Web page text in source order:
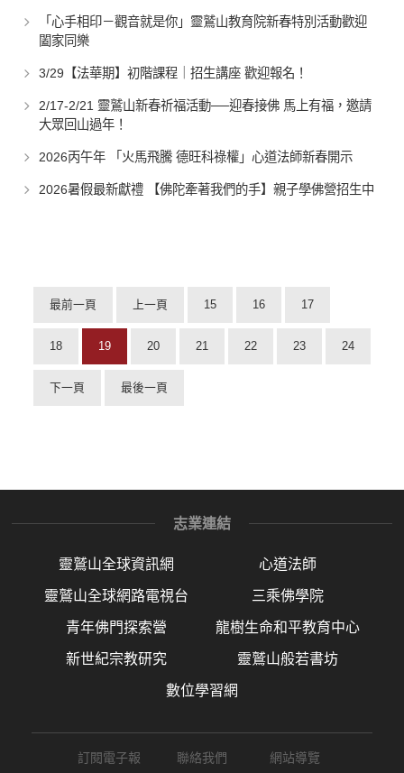
「心手相印－觀音就是你」靈鷲山教育院新春特別活動歡迎
闔家同樂
3/29【法華期】初階課程｜招生講座 歡迎報名！
2/17-2/21 靈鷲山新春祈福活動──迎春接佛 馬上有福，邀請
大眾回山過年！
2026丙午年 「火馬飛騰 德旺科祿權」心道法師新春開示
2026暑假最新獻禮 【佛陀牽著我們的手】親子學佛營招生中
最前一頁 上一頁 15 16 17
18 19 20 21 22 23 24
下一頁 最後一頁
志業連結
靈鷲山全球資訊網 心道法師
靈鷲山全球網路電視台 三乘佛學院
青年佛門探索營 龍樹生命和平教育中心
新世紀宗教研究 靈鷲山般若書坊
數位學習網
訂閱電子報 聯絡我們
網站導覽